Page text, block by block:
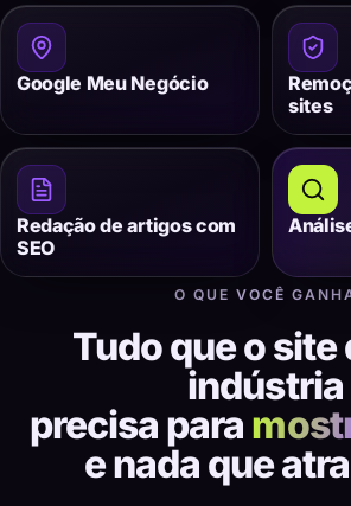
Google Meu Negócio
sites
Redação de artigos com
SEO
O QUE VOCÊ
Tudo que o site
indústria
precisa para
e nada que